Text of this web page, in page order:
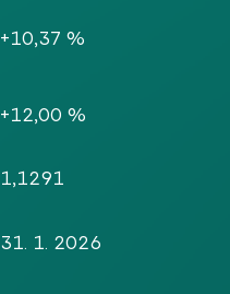
+10,37 %
+12,00 %
1,1291
31. 1. 2026